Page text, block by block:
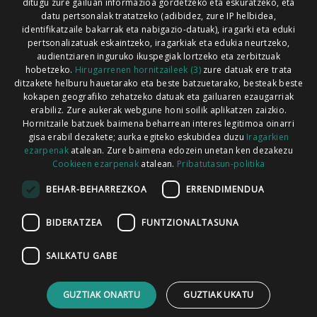
Xorroxin irratia | Lesaka | T. 948638288
Codesyntaxek garatua
HARREMANETARAKO
ditugu zure gailuan informazioa gordetzeko eta eskuratzeko, eta
datu pertsonalak tratatzeko (adibidez, zure IP helbidea,
identifikatzaile bakarrak eta nabigazio-datuak), iragarki eta eduki
pertsonalizatuak eskaintzeko, iragarkiak eta edukia neurtzeko,
audientziaren inguruko ikuspegiak lortzeko eta zerbitzuak
hobetzeko. Hirugarrenen hornitzaileek (3)zure datuak ere trata
ditzakete helburu hauetarako eta beste batzuetarako, besteak beste
kokapen geografiko zehatzeko datuak eta gailuaren ezaugarriak
erabiliz. Zure aukerak webgune honi soilik aplikatzen zaizkio.
Hornitzaile batzuek baimena beharrean interes legitimoa oinarri
gisa erabil dezakete; aurka egiteko eskubidea duzu Iragarkien
ezarpenakatalean. Zure baimena edozein unetan ken dezakezu
Cookieen ezarpenak atalean. Pribatutasun-politika
BEHAR-BEHARREZKOA ERRENDIMENDUA
BIDERATZEA FUNTZIONALTASUNA
SAILKATU GABE
GUZTIAK ONARTU GUZTIAK UKATU